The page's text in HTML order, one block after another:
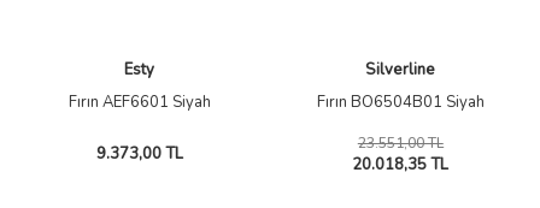
Esty
Fırın AEF6601 Siyah
9.373,00 TL
Silverline
Fırın BO6504B01 Siyah
23.551,00 TL
20.018,35 TL